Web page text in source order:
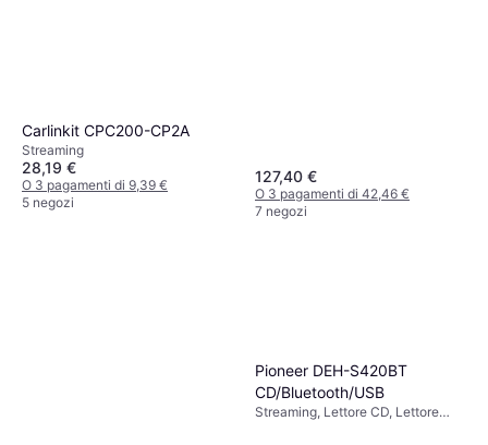
Carlinkit CPC200-CP2A
Streaming
28,19 €
O 3 pagamenti di 9,39 €
5 negozi
127,40 €
O 3 pagamenti di 42,46 €
7 negozi
Pioneer DEH-S420BT
CD/Bluetooth/USB
Streaming, Lettore CD, Lettore